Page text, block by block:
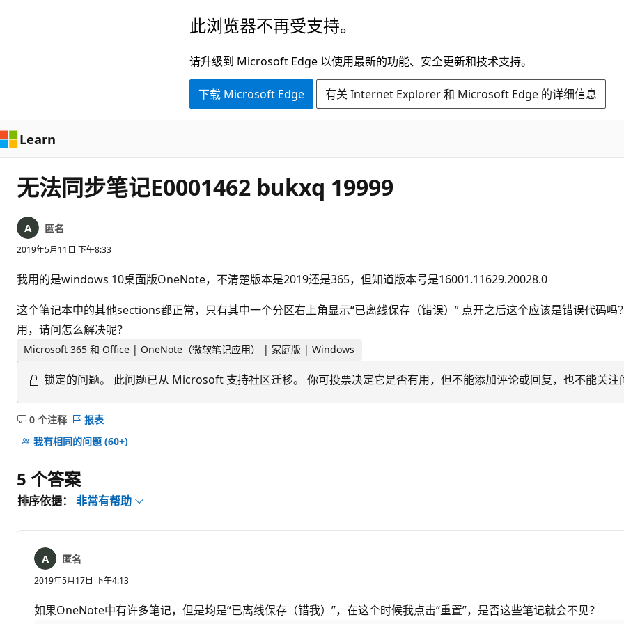
容
此浏览器不再受支持。
请升级到 Microsoft Edge 以使用最新的功能、安全更新和技术支持。
下载 Microsoft Edge 有关 Internet Explorer 和 Microsoft Edge 的详细信息
Learn
无法同步笔记E0001462 bukxq 19999
匿名
2019年5月11日 下午8:33
我用的是windows 10桌面版OneNote，不清楚版本是2019还是365，但知道版本号是16001.11629.20028.0
这个笔记本中的其他sections都正常，只有其中一个分区右上角显示“已离线保存（错误）” 点开之后这个应该是错误代码
用，请问怎么解决呢？
Microsoft 365 和 Office | OneNote（微软笔记应用） | 家庭版 | Windows
锁定的问题。 此问题已从 Microsoft 支持社区迁移。 你可投票决定它是否有用，但不能添加评论或回复，也不能关注
0 个注释
无
注
报表
我有相同的问题 (60+)
5 个答案
排序依据： 非常有帮助
匿名
2019年5月17日 下午4:13
如果OneNote中有许多笔记，但是均是“已离线保存（错我）”，在这个时候我点击“重置”，是否这些笔记就会不见？